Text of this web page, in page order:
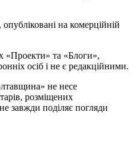
, опубліковані на комерційній
«Проекти» та «Блоги»,
осіб і не є редакційними.
не несе
розміщених
завжди поділяє погляди